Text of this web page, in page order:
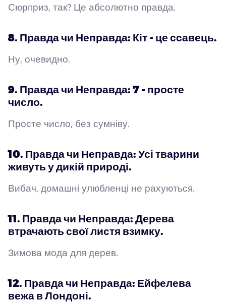
Сюрприз, так? Це абсолютно правда.
8. Правда чи Неправда: Кіт - це ссавець.
Ну, очевидно.
9. Правда чи Неправда: 7 - просте
число.
Просте число, без сумніву.
10. Правда чи Неправда: Усі тварини
живуть у дикій природі.
Вибач, домашні улюбленці не рахуються.
11. Правда чи Неправда: Дерева
втрачають свої листя взимку.
Зимова мода для дерев.
12. Правда чи Неправда: Ейфелева
вежа в Лондоні.